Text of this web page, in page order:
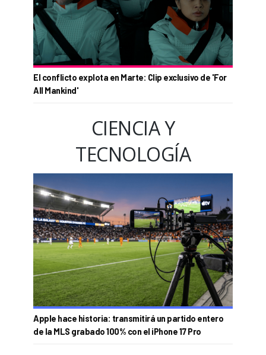
El conflicto explota en Marte: Clip exclusivo de 'For
All Mankind'
CIENCIA Y
TECNOLOGÍA
Apple hace historia: transmitirá un partido entero
de la MLS grabado 100% con el iPhone 17 Pro